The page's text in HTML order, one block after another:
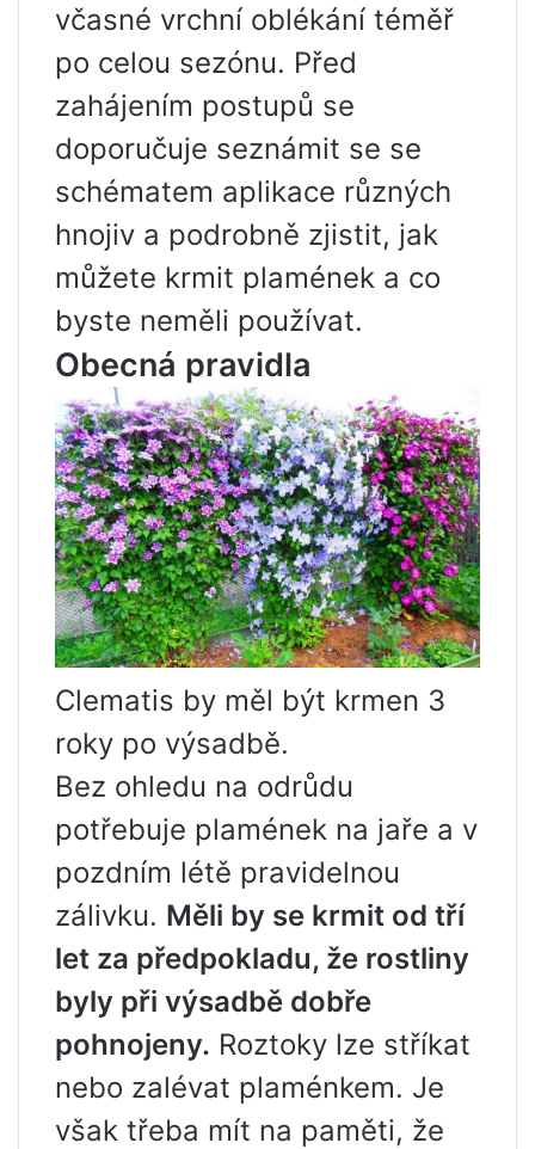
včasné vrchní oblékání téměř
po celou sezónu. Před
zahájením postupů se
doporučuje seznámit se se
schématem aplikace různých
hnojiv a podrobně zjistit, jak
můžete krmit plamének a co
byste neměli používat.
Obecná pravidla
Clematis by měl být krmen 3
roky po výsadbě.
Bez ohledu na odrůdu
potřebuje plamének na jaře a v
pozdním létě pravidelnou
zálivku. Měli by se krmit od tří
let za předpokladu, že rostliny
byly při výsadbě dobře
pohnojeny. Roztoky lze stříkat
nebo zalévat plaménkem. Je
však třeba mít na paměti, že